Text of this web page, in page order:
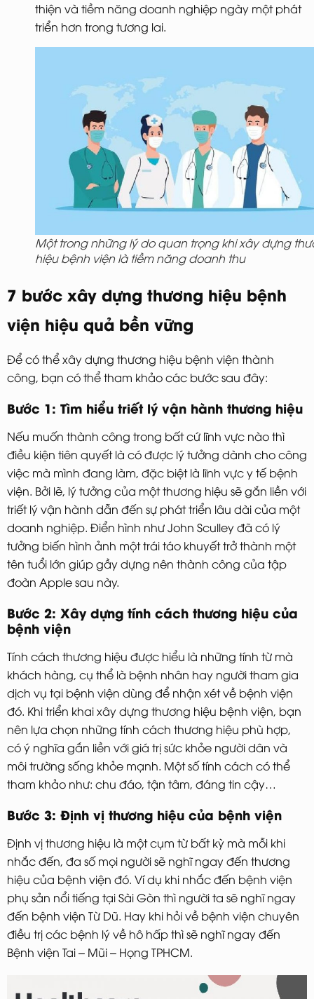
thiện và tiềm năng doanh nghiệp ngày một phát
triển hơn trong tương lai.
Một trong những lý do quan trọng khi xây dựng
hiệu bệnh viện là tiềm năng doanh thu
7 bước xây dựng thương hiệu bệnh
viện hiệu quả bền vững
Để có thể xây dựng thương hiệu bệnh viện thành
công, bạn có thể tham khảo các bước sau đây:
Bước 1: Tìm hiểu triết lý vận hành thương hiệu
Nếu muốn thành công trong bất cứ lĩnh vực nào thì
điều kiện tiên quyết là có được lý tưởng dành cho công
việc mà mình đang làm, đặc biệt là lĩnh vực y tế bệnh
viện. Bởi lẽ, lý tưởng của một thương hiệu sẽ gắn liền với
triết lý vận hành dẫn đến sự phát triển lâu dài của một
doanh nghiệp. Điển hình như John Sculley đã có lý
tưởng biến hình ảnh một trái táo khuyết trở thành một
tên tuổi lớn giúp gầy dựng nên thành công của tập
đoàn Apple sau này.
Bước 2: Xây dựng tính cách thương hiệu của
bệnh viện
Tính cách thương hiệu được hiểu là những tính từ mà
khách hàng, cụ thể là bệnh nhân hay người tham gia
dịch vụ tại bệnh viện dùng để nhận xét về bệnh viện
đó. Khi triển khai xây dựng thương hiệu bệnh viện, bạn
nên lựa chọn những tính cách thương hiệu phù hợp,
có ý nghĩa gắn liền với giá trị sức khỏe người dân và
môi trường sống khỏe mạnh. Một số tính cách có thể
tham khảo như: chu đáo, tận tâm, đáng tin cậy…
Bước 3: Định vị thương hiệu của bệnh viện
Định vị thương hiệu là một cụm từ bất kỳ mà mỗi khi
nhắc đến, đa số mọi người sẽ nghĩ ngay đến thương
hiệu của bệnh viện đó. Ví dụ khi nhắc đến bệnh viện
phụ sản nổi tiếng tại Sài Gòn thì người ta sẽ nghĩ ngay
đến bệnh viện Từ Dũ. Hay khi hỏi về bệnh viện chuyên
điều trị các bệnh lý về hô hấp thì sẽ nghĩ ngay đến
Bệnh viện Tai – Mũi – Họng TPHCM.